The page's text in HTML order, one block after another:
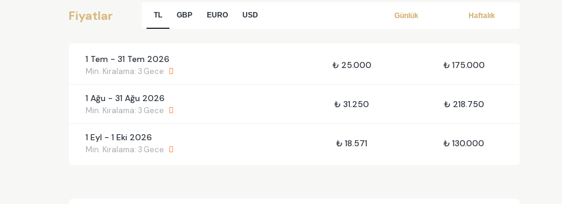
Fiyatlar TL GBP EURO USD Günlük Haftalık
1 Tem - 31 Tem 2026
Min. Kiralama: 3 Gece
₺ 25.000 ₺ 175.000
1 Ağu - 31 Ağu 2026
Min. Kiralama: 3 Gece
₺ 31.250 ₺ 218.750
1 Eyl - 1 Eki 2026
Min. Kiralama: 3 Gece
₺ 18.571 ₺ 130.000